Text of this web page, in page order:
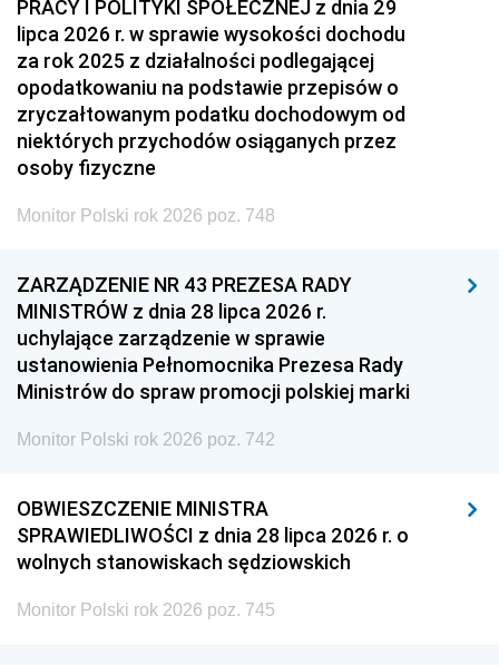
PRACY I POLITYKI SPOŁECZNEJ z dnia 29
lipca 2026 r. w sprawie wysokości dochodu
za rok 2025 z działalności podlegającej
opodatkowaniu na podstawie przepisów o
zryczałtowanym podatku dochodowym od
niektórych przychodów osiąganych przez
osoby fizyczne
Monitor Polski rok 2026 poz. 748
ZARZĄDZENIE NR 43 PREZESA RADY
MINISTRÓW z dnia 28 lipca 2026 r.
uchylające zarządzenie w sprawie
ustanowienia Pełnomocnika Prezesa Rady
Ministrów do spraw promocji polskiej marki
Monitor Polski rok 2026 poz. 742
OBWIESZCZENIE MINISTRA
SPRAWIEDLIWOŚCI z dnia 28 lipca 2026 r. o
wolnych stanowiskach sędziowskich
Monitor Polski rok 2026 poz. 745